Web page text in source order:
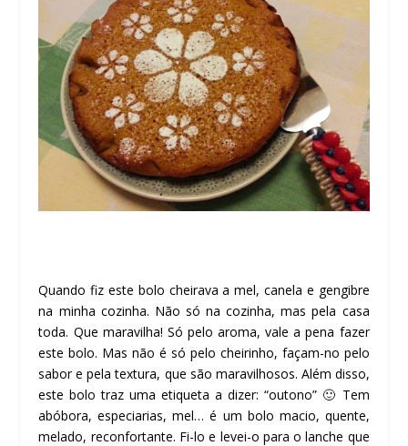
Quando fiz este bolo cheirava a mel, canela e gengibre
na minha cozinha. Não só na cozinha, mas pela casa
toda. Que maravilha! Só pelo aroma, vale a pena fazer
este bolo. Mas não é só pelo cheirinho, façam-no pelo
sabor e pela textura, que são maravilhosos. Além disso,
este bolo traz uma etiqueta a dizer: “outono” 🙂 Tem
abóbora, especiarias, mel… é um bolo macio, quente,
melado, reconfortante. Fi-lo e levei-o para o lanche que